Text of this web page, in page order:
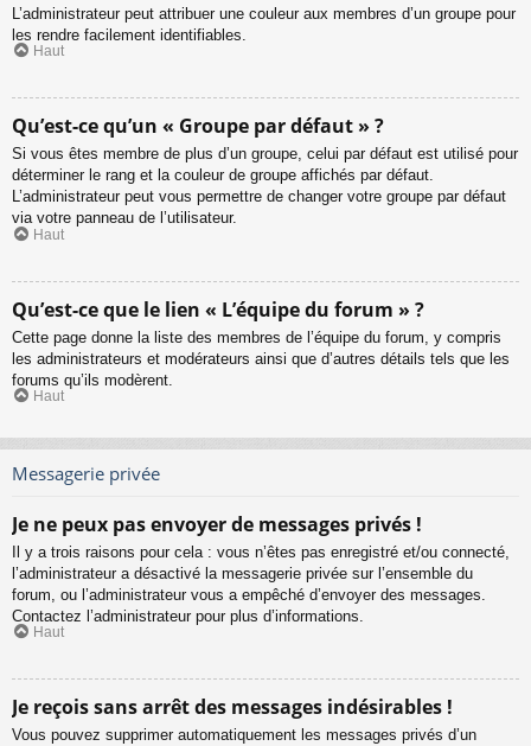
L’administrateur peut attribuer une couleur aux membres d’un groupe pour
les rendre facilement identifiables.
Haut
Qu’est-ce qu’un « Groupe par défaut » ?
Si vous êtes membre de plus d’un groupe, celui par défaut est utilisé pour
déterminer le rang et la couleur de groupe affichés par défaut.
L’administrateur peut vous permettre de changer votre groupe par défaut
via votre panneau de l’utilisateur.
Haut
Qu’est-ce que le lien « L’équipe du forum » ?
Cette page donne la liste des membres de l’équipe du forum, y compris
les administrateurs et modérateurs ainsi que d’autres détails tels que les
forums qu’ils modèrent.
Haut
Messagerie privée
Je ne peux pas envoyer de messages privés !
Il y a trois raisons pour cela : vous n’êtes pas enregistré et/ou connecté,
l’administrateur a désactivé la messagerie privée sur l’ensemble du
forum, ou l’administrateur vous a empêché d’envoyer des messages.
Contactez l’administrateur pour plus d’informations.
Haut
Je reçois sans arrêt des messages indésirables !
Vous pouvez supprimer automatiquement les messages privés d’un